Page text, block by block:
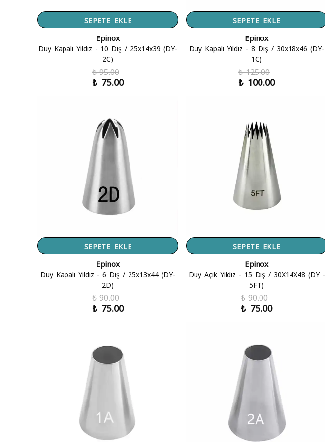
SEPETE EKLE
Epinox
Duy Kapalı Yıldız - 10 Diş / 25x14x39 (DY-
2C)
₺ 95.00
₺ 75.00
SEPETE EKLE
Epinox
Duy Kapalı Yıldız - 8 Diş / 30x18x46 (DY-
1C)
₺ 125.00
₺ 100.00
SEPETE EKLE
Epinox
Duy Kapalı Yıldız - 6 Diş / 25x13x44 (DY-
2D)
₺ 90.00
₺ 75.00
SEPETE EKLE
Epinox
Duy Açık Yıldız - 15 Diş / 30X14X48 (DY -
5FT)
₺ 90.00
₺ 75.00